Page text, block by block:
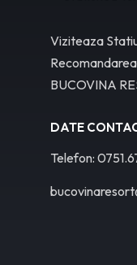
Viziteaza
BUCOVINA
DATE
Telefon: